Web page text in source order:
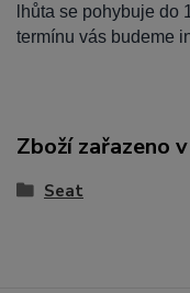
lhůta se pohybuje do
termínu vás budeme
Zboží zařazeno
Seat